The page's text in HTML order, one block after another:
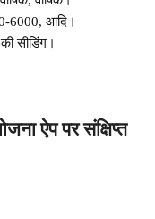
6000, आदि।
सीडिंग।
ऐप पर संक्षिप्त